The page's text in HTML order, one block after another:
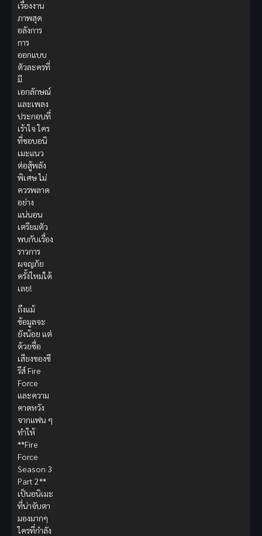
เรื่องงาน
ภาพสุด
อลังการ
การ
ออกแบบ
ตัวละครที่
มี
เอกลักษณ์
และเพลง
ประกอบที่
เร้าใจ ใคร
ที่ชอบอนิ
เมะแนว
ต่อสู้พลัง
พิเศษ ไม่
ควรพลาด
อย่าง
แน่นอน
เตรียมตัว
พบกับเรื่อง
ราวการ
ผจญภัย
ครั้งใหม่ได้
เลย!
ถึงแม้
ข้อมูลจะ
ยังน้อย แต่
ด้วยชื่อ
เสียงของซี
รีส์ Fire
Force
และความ
คาดหวัง
จากแฟน ๆ
ทำให้
**Fire
Force
Season 3
Part 2**
เป็นอนิเมะ
ที่น่าจับตา
มองมากๆ
ใครที่กำลัง